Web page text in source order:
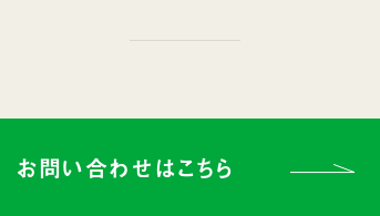
お問い合わせはこちら